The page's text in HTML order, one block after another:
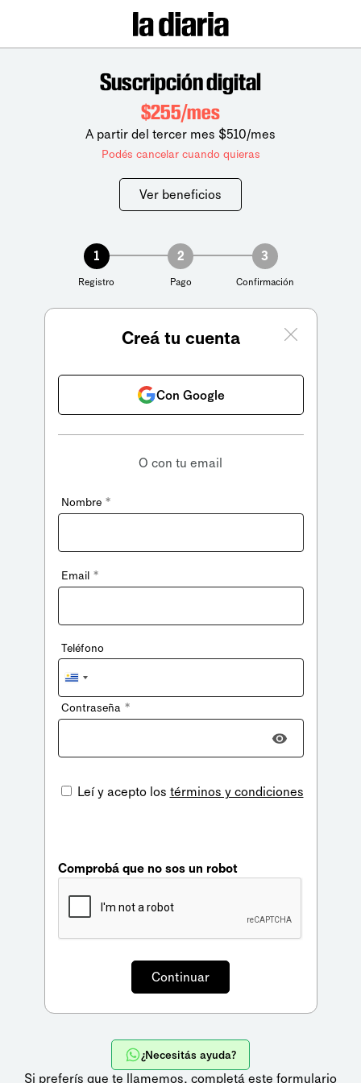
Suscripción digital
$255/mes
A partir del tercer mes $510/mes
Podés cancelar cuando quieras
Ver beneficios
1
Registro
2
Pago
3
Confirmación
Creá tu cuenta
Con Google
O con tu email
Nombre *
Email *
Teléfono
Uruguay
+598
Contraseña *
Leí y acepto los términos y condiciones
Comprobá que no sos un robot
¿Necesitás ayuda?
Si preferís que te llamemos, completá este formulario